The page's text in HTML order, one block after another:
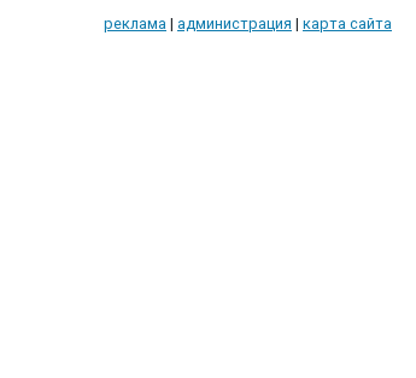
реклама | администрация | карта сайта